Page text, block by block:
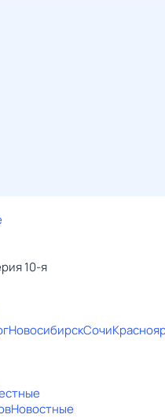
10-я
НовосибирскСочи
Новостные